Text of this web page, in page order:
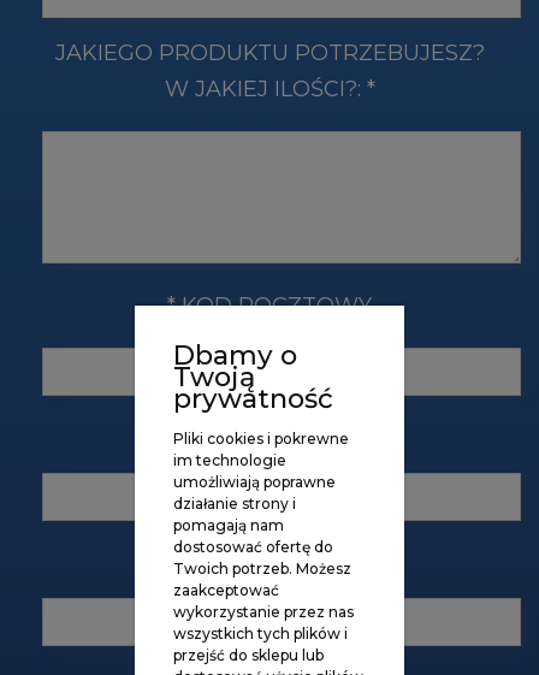
JAKIEGO PRODUKTU POTRZEBUJESZ?
W JAKIEJ ILOŚCI?: *
*KOD POCZTOWY
*NR TEL.
*NIP
*- Pole wymagane
Dbamy o
Twoją
prywatność
Pliki cookies i pokrewne
im technologie
umożliwiają poprawne
działanie strony i
pomagają nam
dostosować ofertę do
Twoich potrzeb. Możesz
zaakceptować
wykorzystanie przez nas
wszystkich tych plików i
przejść do sklepu lub